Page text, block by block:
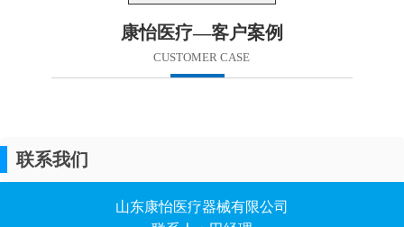
康怡医疗—客户案例
CUSTOMER CASE
联系我们
山东康怡医疗器械有限公司